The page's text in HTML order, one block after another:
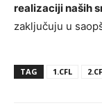
realizaciji naših
zaključuju u
TAG 1.CFL